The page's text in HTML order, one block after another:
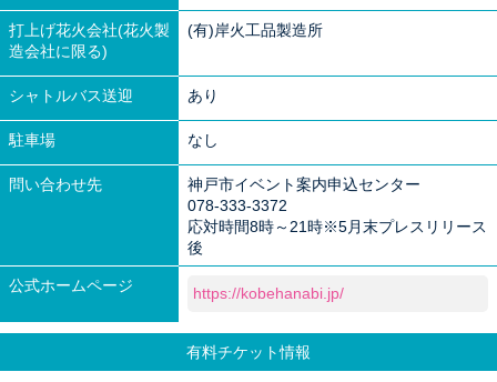
打上げ花火会社(花火製
造会社に限る)
(有)岸火工品製造所
シャトルバス送迎 あり
駐車場 なし
問い合わせ先
神戸市イベント案内申込センター
078-333-3372
応対時間8時～21時※5月末プレスリリース
後
公式ホームページ https://kobehanabi.jp/
有料チケット情報